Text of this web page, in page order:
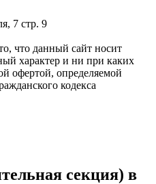
7 стр. 9
что данный сайт носит
характер и ни при каких
офертой, определяемой
кодекса
секция) в